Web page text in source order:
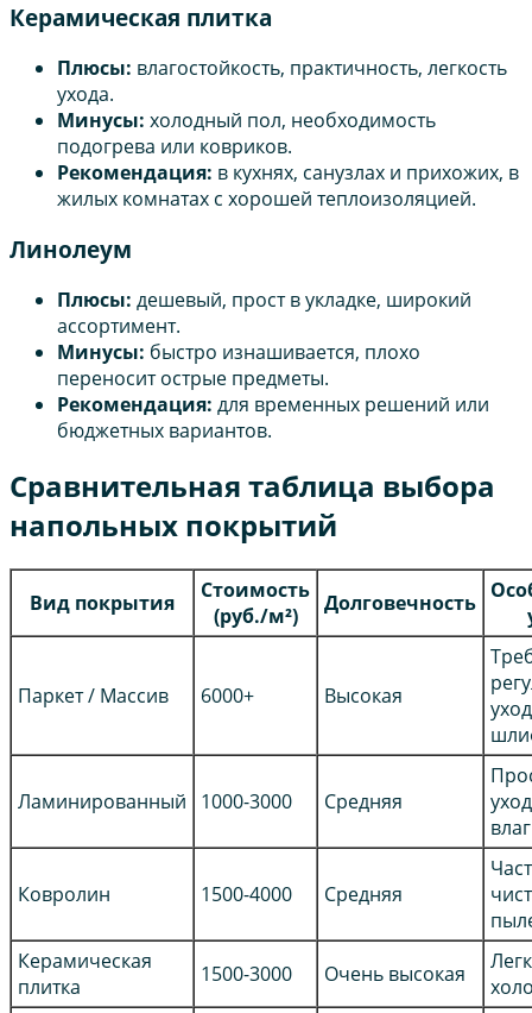
Керамическая плитка
Плюсы: влагостойкость, практичность, легкость
ухода.
Минусы: холодный пол, необходимость
подогрева или ковриков.
Рекомендация: в кухнях, санузлах и прихожих, в
жилых комнатах с хорошей теплоизоляцией.
Линолеум
Плюсы: дешевый, прост в укладке, широкий
ассортимент.
Минусы: быстро изнашивается, плохо
переносит острые предметы.
Рекомендация: для временных решений или
бюджетных вариантов.
Сравнительная таблица выбора
напольных покрытий
Вид покрытия
Стоимость
(руб./м²)
Долговечность
Паркет / Массив 6000+ Высокая
Ламинированный 1000-3000 Средняя
Ковролин 1500-4000 Средняя
Керамическая
плитка
1500-3000 Очень высокая